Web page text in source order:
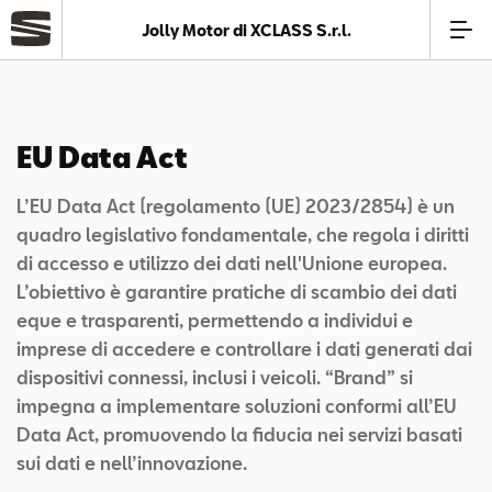
Modelli
Offerte
Service
Business
SEAT Usato Certificato
Jolly Motor di XCLASS S.r.l.
EU Data Act
L’EU Data Act (regolamento (UE) 2023/2854) è un
quadro legislativo fondamentale, che regola i diritti
di accesso e utilizzo dei dati nell'Unione europea.
L’obiettivo è garantire pratiche di scambio dei dati
eque e trasparenti, permettendo a individui e
imprese di accedere e controllare i dati generati dai
dispositivi connessi, inclusi i veicoli. “Brand” si
impegna a implementare soluzioni conformi all’EU
Data Act, promuovendo la fiducia nei servizi basati
sui dati e nell’innovazione.